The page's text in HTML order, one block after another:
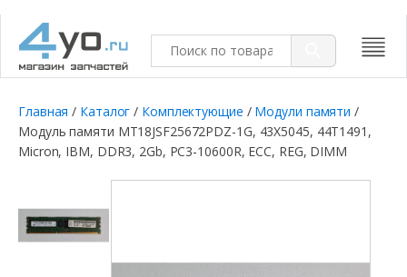
Главная / Каталог / Комплектующие / Модули памяти /
Модуль памяти MT18JSF25672PDZ-1G, 43X5045, 44T1491,
Micron, IBM, DDR3, 2Gb, PC3-10600R, ECC, REG, DIMM